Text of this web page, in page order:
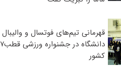
قهرمانی تیم‌های فوتسال و والیبال
دانشگاه در جشنواره ورزشی قطب۷
کشور